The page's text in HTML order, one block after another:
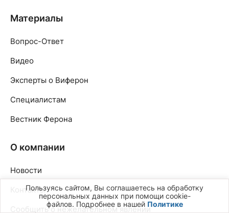
Пользуясь сайтом, Вы соглашаетесь на обработку
персональных данных при помощи cookie-
файлов. Подробнее в нашей Политике
Материалы
Вопрос-Ответ
Видео
Эксперты о Виферон
Специалистам
Вестник Ферона
О компании
Новости
Контакты
Сообщить о нежелательном явлении